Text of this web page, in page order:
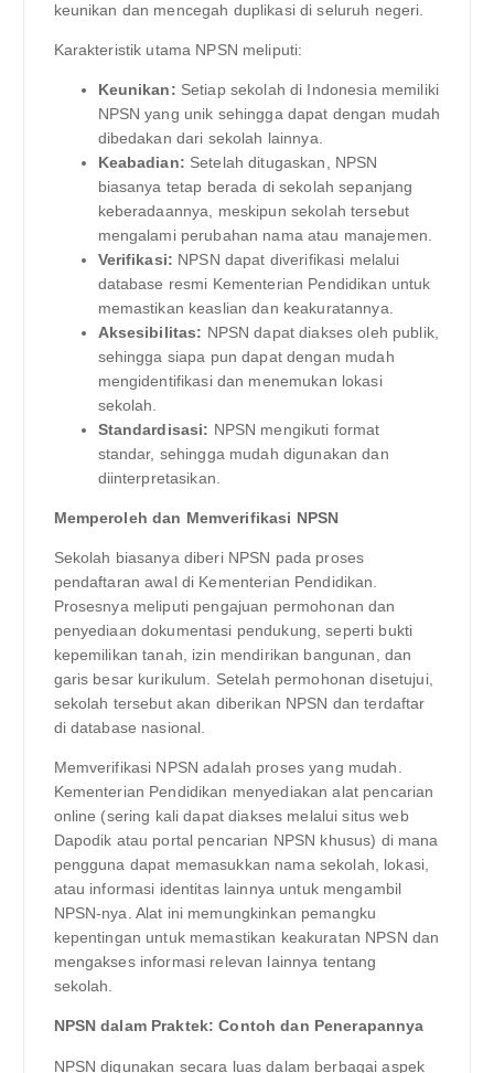
keunikan dan mencegah duplikasi di seluruh negeri.
Karakteristik utama NPSN meliputi:
Keunikan: Setiap sekolah di Indonesia memiliki
NPSN yang unik sehingga dapat dengan mudah
dibedakan dari sekolah lainnya.
Keabadian: Setelah ditugaskan, NPSN
biasanya tetap berada di sekolah sepanjang
keberadaannya, meskipun sekolah tersebut
mengalami perubahan nama atau manajemen.
Verifikasi: NPSN dapat diverifikasi melalui
database resmi Kementerian Pendidikan untuk
memastikan keaslian dan keakuratannya.
Aksesibilitas: NPSN dapat diakses oleh publik,
sehingga siapa pun dapat dengan mudah
mengidentifikasi dan menemukan lokasi
sekolah.
Standardisasi: NPSN mengikuti format
standar, sehingga mudah digunakan dan
diinterpretasikan.
Memperoleh dan Memverifikasi NPSN
Sekolah biasanya diberi NPSN pada proses
pendaftaran awal di Kementerian Pendidikan.
Prosesnya meliputi pengajuan permohonan dan
penyediaan dokumentasi pendukung, seperti bukti
kepemilikan tanah, izin mendirikan bangunan, dan
garis besar kurikulum. Setelah permohonan disetujui,
sekolah tersebut akan diberikan NPSN dan terdaftar
di database nasional.
Memverifikasi NPSN adalah proses yang mudah.
Kementerian Pendidikan menyediakan alat pencarian
online (sering kali dapat diakses melalui situs web
Dapodik atau portal pencarian NPSN khusus) di mana
pengguna dapat memasukkan nama sekolah, lokasi,
atau informasi identitas lainnya untuk mengambil
NPSN-nya. Alat ini memungkinkan pemangku
kepentingan untuk memastikan keakuratan NPSN dan
mengakses informasi relevan lainnya tentang
sekolah.
NPSN dalam Praktek: Contoh dan Penerapannya
NPSN digunakan secara luas dalam berbagai aspek